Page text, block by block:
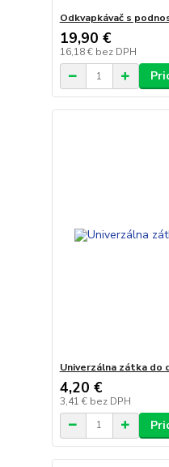
Odkvapkávač s
19,90 €
16,18 € bez DPH
Univerzálna zátka do
4,20 €
3,41 € bez DPH